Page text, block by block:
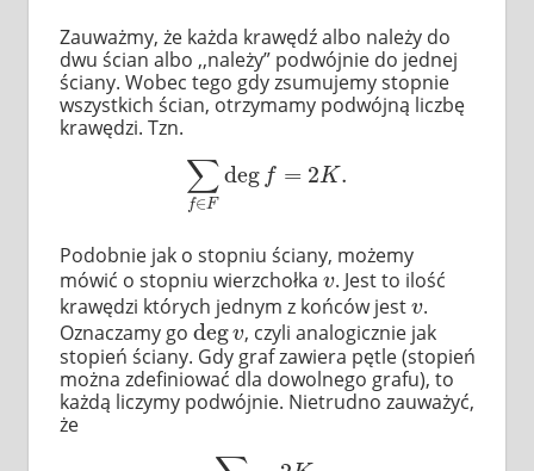
Zauważmy, że każda krawędź albo należy do
dwu ścian albo ,,należy” podwójnie do jednej
ściany. Wobec tego gdy zsumujemy stopnie
wszystkich ścian, otrzymamy podwójną liczbę
krawędzi. Tzn.
∑
f∈F
deg f = 2K .
f∈Fdeg f=2K.
Podobnie jak o stopniu ściany, możemy
mówić o stopniu wierzchołka v
v. Jest to ilość
krawędzi których jednym z końców jest v
v.
Oznaczamy go degv
degv , czyli analogicznie jak
stopień ściany. Gdy graf zawiera pętle (stopień
można zdefiniować dla dowolnego grafu), to
każdą liczymy podwójnie. Nietrudno zauważyć,
że